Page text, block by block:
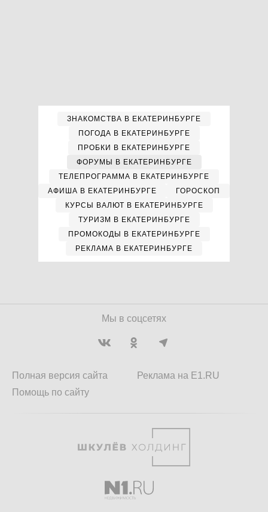
ЗНАКОМСТВА В ЕКАТЕРИНБУРГЕ
ПОГОДА В ЕКАТЕРИНБУРГЕ
ПРОБКИ В ЕКАТЕРИНБУРГЕ
ФОРУМЫ В ЕКАТЕРИНБУРГЕ
ТЕЛЕПРОГРАММА В ЕКАТЕРИНБУРГЕ
АФИША В ЕКАТЕРИНБУРГЕ
ГОРОСКОП
КУРСЫ ВАЛЮТ В ЕКАТЕРИНБУРГЕ
ТУРИЗМ В ЕКАТЕРИНБУРГЕ
ПРОМОКОДЫ В ЕКАТЕРИНБУРГЕ
РЕКЛАМА В ЕКАТЕРИНБУРГЕ
Мы в соцсетях
Полная версия сайта
Помощь по сайту
Реклама на E1.RU